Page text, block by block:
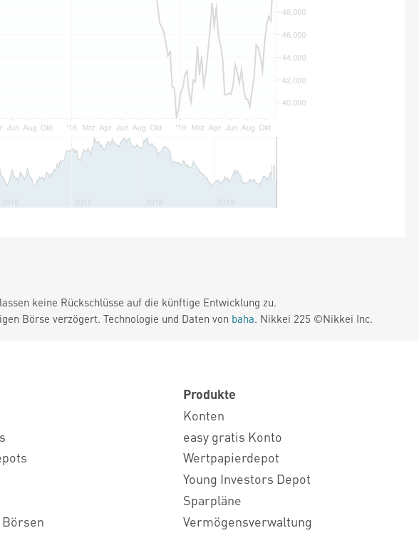
keine Rückschlüsse auf die künftige Entwicklung zu.
Börse verzögert. Technologie und Daten von baha. Nikkei 225 ©Nikkei Inc.
Produkte
Konten
easy gratis Konto
Wertpapierdepot
Young Investors Depot
Sparpläne
Vermögensverwaltung